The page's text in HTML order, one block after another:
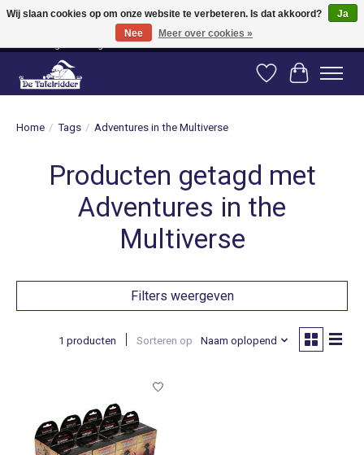
Vanaf 80 euro gratis verzending binnen Nederland! Vanaf 100 euro gratis
verzending naar België en Duitsland!
Verlanglijst
Home / Tags / Adventures in the Multiverse
Producten getagd met
Adventures in the
Multiverse
Filters weergeven
1 producten Sorteren op Naam oplopend
Wij slaan cookies op om onze website te verbeteren. Is dat akkoord?
Ja
Nee
Meer over cookies »